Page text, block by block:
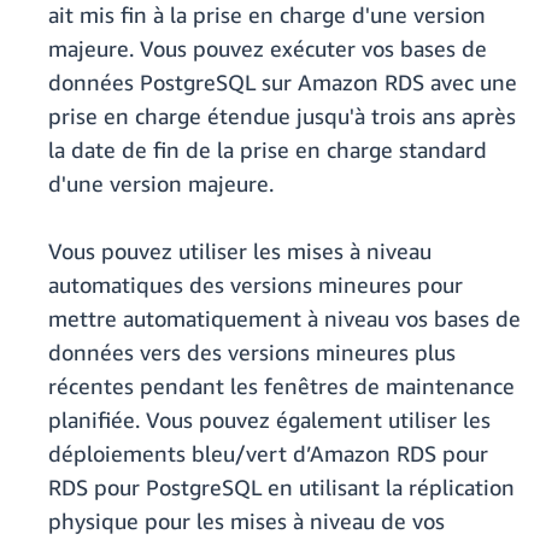
ait mis fin à la prise en charge d'une version
majeure. Vous pouvez exécuter vos bases de
données PostgreSQL sur Amazon RDS avec une
prise en charge étendue jusqu'à trois ans après
la date de fin de la prise en charge standard
d'une version majeure.
Vous pouvez utiliser les mises à niveau
automatiques des versions mineures pour
mettre automatiquement à niveau vos bases de
données vers des versions mineures plus
récentes pendant les fenêtres de maintenance
planifiée. Vous pouvez également utiliser les
déploiements bleu/vert d’Amazon RDS pour
RDS pour PostgreSQL en utilisant la réplication
physique pour les mises à niveau de vos